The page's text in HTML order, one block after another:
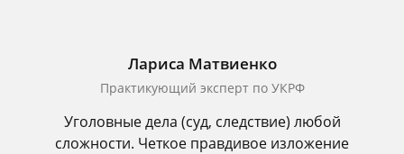
Лариса Матвиенко
Практикующий эксперт по УКРФ
Уголовные дела (суд, следствие) любой
сложности. Четкое правдивое изложение